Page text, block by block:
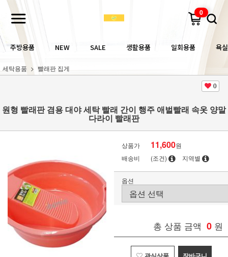
0
주방용품 NEW SALE 생활용품 일회용품 욕
세탁용품 빨래판 집게
0
원형 빨래판 겸용 대야 세탁 빨래 간이 행주 애벌빨래 속옷 양말
다라이 빨래판
상품가 11,600원
배송비
(조건) 지역별
옵션
총 상품 금액 0 원